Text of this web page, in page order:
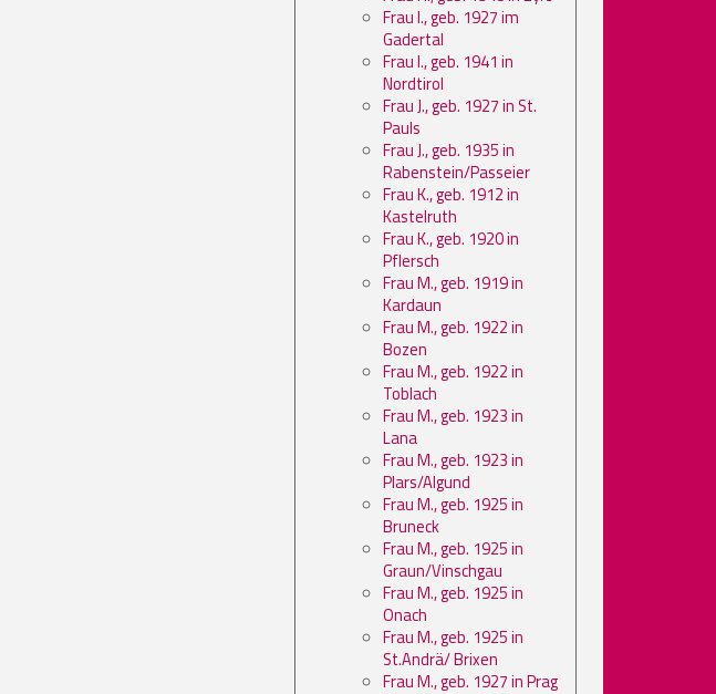
Frau I., geb. 1927 im
Gadertal
Frau I., geb. 1941 in
Nordtirol
Frau J., geb. 1927 in St.
Pauls
Frau J., geb. 1935 in
Rabenstein/Passeier
Frau K., geb. 1912 in
Kastelruth
Frau K., geb. 1920 in
Pflersch
Frau M., geb. 1919 in
Kardaun
Frau M., geb. 1922 in
Bozen
Frau M., geb. 1922 in
Toblach
Frau M., geb. 1923 in
Lana
Frau M., geb. 1923 in
Plars/Algund
Frau M., geb. 1925 in
Bruneck
Frau M., geb. 1925 in
Graun/Vinschgau
Frau M., geb. 1925 in
Onach
Frau M., geb. 1925 in
St.Andrä/ Brixen
Frau M., geb. 1927 in Prag